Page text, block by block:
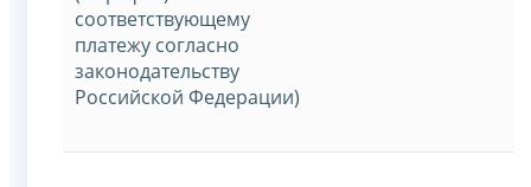
соответствующему
платежу согласно
законодательству
Российской Федерации)